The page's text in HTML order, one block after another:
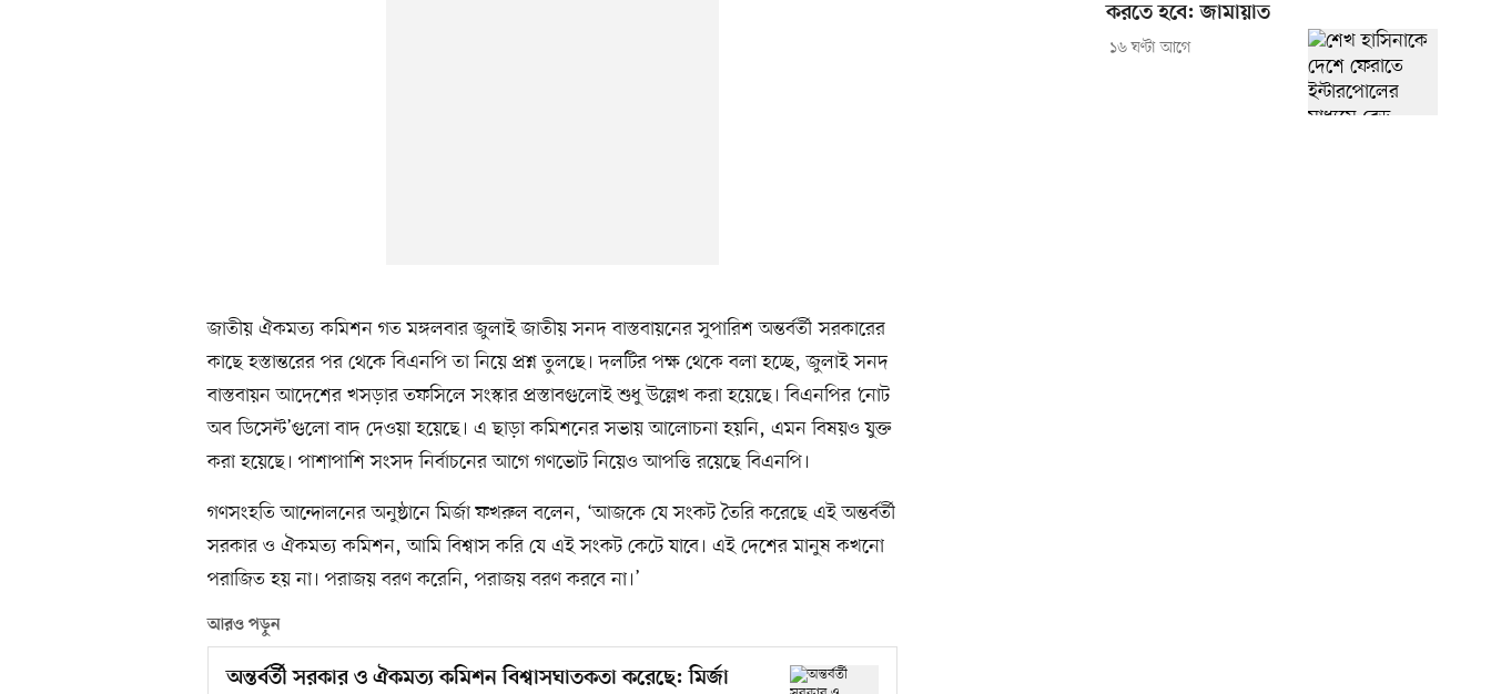
জাতীয় ঐকমত্য কমিশন গত মঙ্গলবার জুলাই জাতীয় সনদ বাস্তবায়নের সুপারিশ অন্তর্বর্তী সরকারের
কাছে হস্তান্তরের পর থেকে বিএনপি তা নিয়ে প্রশ্ন তুলছে। দলটির পক্ষ থেকে বলা হচ্ছে, জুলাই সনদ
বাস্তবায়ন আদেশের খসড়ার তফসিলে সংস্কার প্রস্তাবগুলোই শুধু উল্লেখ করা হয়েছে। বিএনপির ‘নোট
অব ডিসেন্ট’গুলো বাদ দেওয়া হয়েছে। এ ছাড়া কমিশনের সভায় আলোচনা হয়নি, এমন বিষয়ও যুক্ত
করা হয়েছে। পাশাপাশি সংসদ নির্বাচনের আগে গণভোট নিয়েও আপত্তি রয়েছে বিএনপি।
গণসংহতি আন্দোলনের অনুষ্ঠানে মির্জা ফখরুল বলেন, ‘আজকে যে সংকট তৈরি করেছে এই অন্তর্বর্তী
সরকার ও ঐকমত্য কমিশন, আমি বিশ্বাস করি যে এই সংকট কেটে যাবে। এই দেশের মানুষ কখনো
পরাজিত হয় না। পরাজয় বরণ করেনি, পরাজয় বরণ করবে না।’
আরও পড়ুন
অন্তর্বর্তী সরকার ও ঐকমত্য কমিশন বিশ্বাসঘাতকতা করেছে: মির্জা
করতে হবে: জামায়াত
১৬ ঘণ্টা আগে